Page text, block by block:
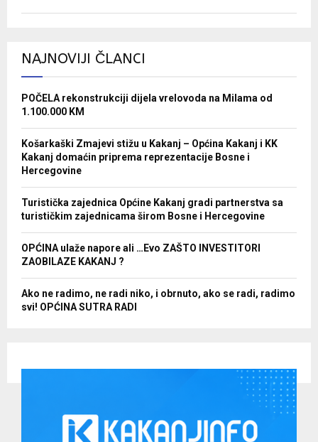
NAJNOVIJI ČLANCI
POČELA rekonstrukciji dijela vrelovoda na Milama od
1.100.000 KM
Košarkaški Zmajevi stižu u Kakanj – Općina Kakanj i KK
Kakanj domaćin priprema reprezentacije Bosne i
Hercegovine
Turistička zajednica Općine Kakanj gradi partnerstva sa
turističkim zajednicama širom Bosne i Hercegovine
OPĆINA ulaže napore ali …Evo ZAŠTO INVESTITORI
ZAOBILAZE KAKANJ ?
Ako ne radimo, ne radi niko, i obrnuto, ako se radi, radimo
svi! OPĆINA SUTRA RADI